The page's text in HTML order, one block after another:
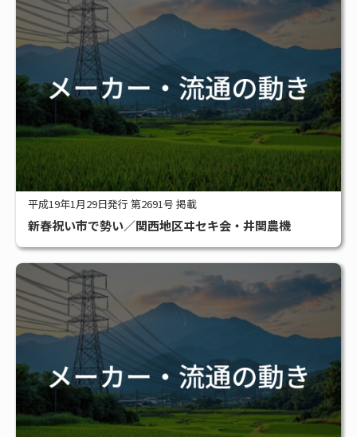
平成19年1月29日発行 第2691号 掲載
新春祝い市で勢い／関西地区ヰセキ会・井関農機